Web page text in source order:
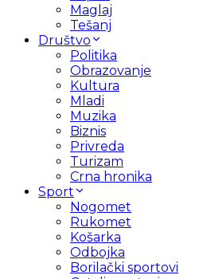
Maglaj
Tešanj
Društvo
Politika
Obrazovanje
Kultura
Mladi
Muzika
Biznis
Privreda
Turizam
Crna hronika
Sport
Nogomet
Rukomet
Košarka
Odbojka
Borilački sportovi